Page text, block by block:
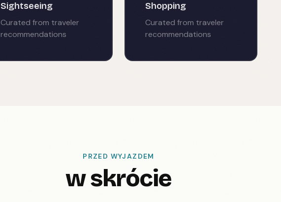
Sightseeing
Curated from traveler
recommendations
Shopping
Curated from traveler
recommendations
PRZED WYJAZDEM
w skrócie